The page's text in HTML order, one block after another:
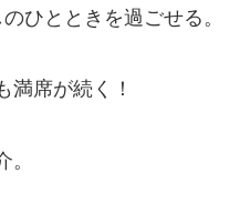
ひとときを過ごせる。
席が続く！